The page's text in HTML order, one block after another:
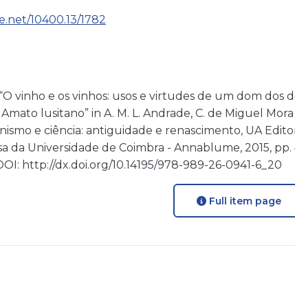
10400.13/1782
“O vinho e os vinhos: usos e virtudes de um dom dos
lusitano” in A. M. L. Andrade, C. de Miguel Mora
e ciência: antiguidade e renascimento, UA
da Universidade de Coimbra - Annablume, 2015, pp.
http://dx.doi.org/10.14195/978-989-26-0941-6_20
Full item page